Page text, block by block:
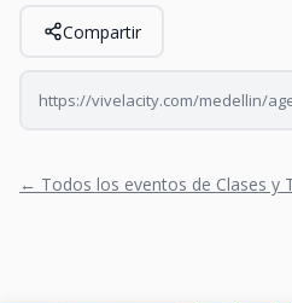
Compartir
← Todos los eventos de Clases y